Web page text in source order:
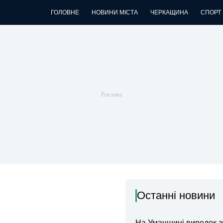
ГОЛОВНЕ НОВИНИ МІСТА ЧЕРКАЩИНА СПОРТ
Останні новини